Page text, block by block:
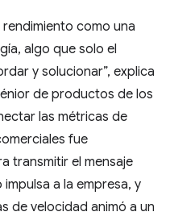
como una
algo que solo el
y solucionar”, explica
de productos de los
las métricas de
fue
transmitir el mensaje
a la empresa, y
de velocidad animó a un